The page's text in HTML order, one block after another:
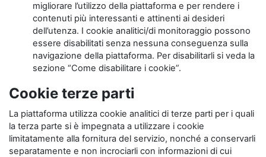
migliorare l’utilizzo della piattaforma e per rendere i
contenuti più interessanti e attinenti ai desideri
dell’utenza. I cookie analitici/di monitoraggio possono
essere disabilitati senza nessuna conseguenza sulla
navigazione della piattaforma. Per disabilitarli si veda la
sezione “Come disabilitare i cookie”.
Cookie terze parti
La piattaforma utilizza cookie analitici di terze parti per i quali
la terza parte si è impegnata a utilizzare i cookie
limitatamente alla fornitura del servizio, nonché a conservarli
separatamente e non incrociarli con informazioni di cui